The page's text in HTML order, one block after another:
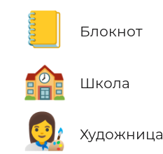
📒 Блокнот
🏫 Школа
👩‍🎨 Художница